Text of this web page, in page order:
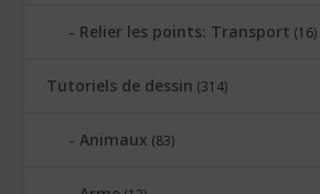
Relier les points: Transport (16)
Tutoriels de dessin (314)
Animaux (83)